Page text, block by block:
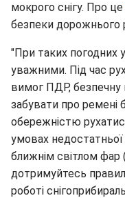
мокрого снігу. Про це
безпеки дорожнього
"При таких погодних
уважними. Під час
вимог ПДР, безпечну
забувати про ремені
обережністю
умовах
ближнім світлом
дотримуйтесь
роботі